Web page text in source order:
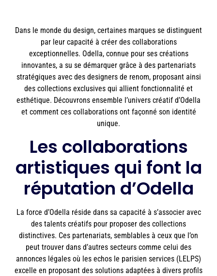
Dans le monde du design, certaines marques se distinguent
par leur capacité à créer des collaborations
exceptionnelles. Odella, connue pour ses créations
innovantes, a su se démarquer grâce à des partenariats
stratégiques avec des designers de renom, proposant ainsi
des collections exclusives qui allient fonctionnalité et
esthétique. Découvrons ensemble l’univers créatif d’Odella
et comment ces collaborations ont façonné son identité
unique.
Les collaborations
artistiques qui font la
réputation d’Odella
La force d’Odella réside dans sa capacité à s’associer avec
des talents créatifs pour proposer des collections
distinctives. Ces partenariats, semblables à ceux que l’on
peut trouver dans d’autres secteurs comme celui des
annonces légales où les echos le parisien services (LELPS)
excelle en proposant des solutions adaptées à divers profils